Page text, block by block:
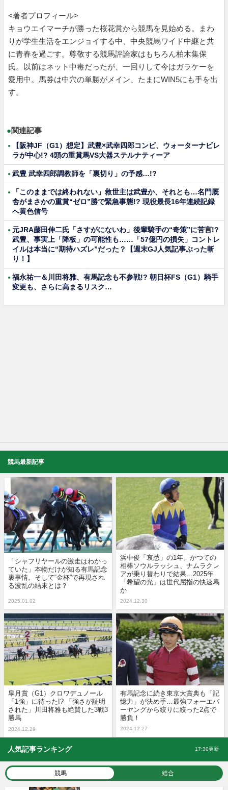
<著者プロフィール>
キョウエイマーチが勝った桜花賞から競馬を見始める。まわ
りが学生生活をエンジョイする中、中央競馬ワイド中継と共
に青春を過ごす。尊敬する競馬評論家はもちろん柏木集保
氏。以前はネット中毒だったが、一回りして今はガラケーを
愛用中。馬券は中穴の単勝がメイン、たまにWIN5にも手を出
す。
●関連記事
【阪神JF（G1）想定】武豊×武幸四郎コンビ、ウォーターナビレ
ラが中心!? 4頭の重賞馬VS大器ステルナティーア
武豊 武幸四郎調教師を「裏切り」の予感…!?
「このままでは終われない」救世主は武豊か、それとも…名門厩
舎がまさかの重賞“ゼロ”勝で緊急事態!? 現役最長16年連続記録
へ黄色信号
元JRA藤田伸二氏「さすがにないわ」後輩騎手の“奇策”に苦言!?
武豊、事実上「降板」の可能性も……「57億円の損失」コントレ
イルは本当に“期待ハズレ”だった？【週末GJ人気記事ぶった斬
り！】
福永祐一＆川田将雅、有馬記念も不参戦!? 朝日杯FS（G1）騎手
変更も、さらに高まるリスク…
競馬最新記事
「シャフリヤールの激走はわかっ
ていた」本物だけが知る有馬記念
裏事情。そして“金杯”で再現され
る波乱の結末とは？
2025.01.02
浜中俊「哀愁」の1年。かつての
相棒ソウルラッシュ、ナムラクレ
アが乗り替わりで結果…2025年
「希望の光」は世代屈指の快速馬
か
2024.12.30
皐月賞（G1）クロワデュノール
「1強」に待った!? 「強さが証明
された」川田将雅も絶賛した3戦3
勝馬
2024.12.29
有馬記念に続き東京大賞典も「記
憶力」が決め手…最強フォーエバ
ーヤングから絞りに絞った2点で
勝負！
2024.12.27
人気記事ランキング 17:30更新
競馬 総合